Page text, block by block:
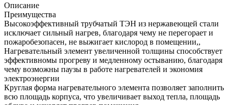
Описание
Преимущества
Высокоэффективный трубчатый ТЭН из нержавеющей стали
исключает сильный нагрев, благодаря чему не перегорает и
пожаробезопасен, не выжигает кислород в помещении,,
Нагревательный элемент увеличенной толщины способствует
эффективномы прогреву и медленному остыванию, благодаря
чему возможны паузы в работе нагревателей и экономия
электроэнергии
Круглая форма нагревательного элемента позволяет заполнить
всю площадь корпуса, что увеличивает выход тепла, площадь